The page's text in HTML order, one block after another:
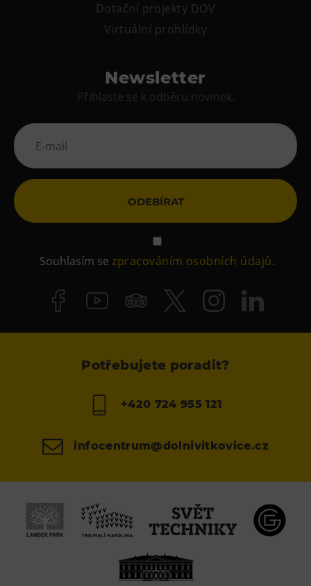
Dotační projekty DOV
Virtuální prohlídky
Newsletter
Přihlaste se k odběru novinek.
ODEBÍRAT
Souhlasím sezpracováním osobních údajů.
Potřebujete poradit?
+420 724 955 121
infocentrum@dolnivitkovice.cz